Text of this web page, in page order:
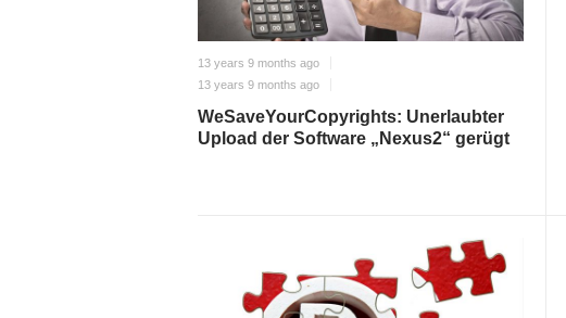
13 years 9 months ago
13 years 9 months ago
WeSaveYourCopyrights: Unerlaubter
Upload der Software „Nexus2“ gerügt